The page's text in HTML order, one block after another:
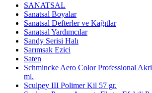
SANATSAL
Sanatsal Boyalar
Sanatsal Defterler ve Kağıtlar
Sanatsal Yardımcılar
Sandy Serisi Halı
Sarımsak Ezici
Saten
Schmincke Aero Color Professional
ml.
Sculpey III Polimer Kil 57 gr.